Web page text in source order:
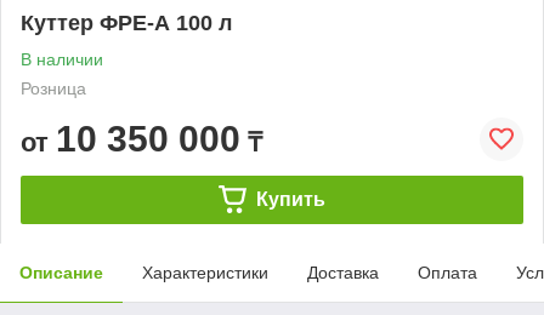
Куттер ФРЕ-А 100 л
В наличии
Розница
от 10 350 000 ₸
Купить
Описание Характеристики Доставка Оплата